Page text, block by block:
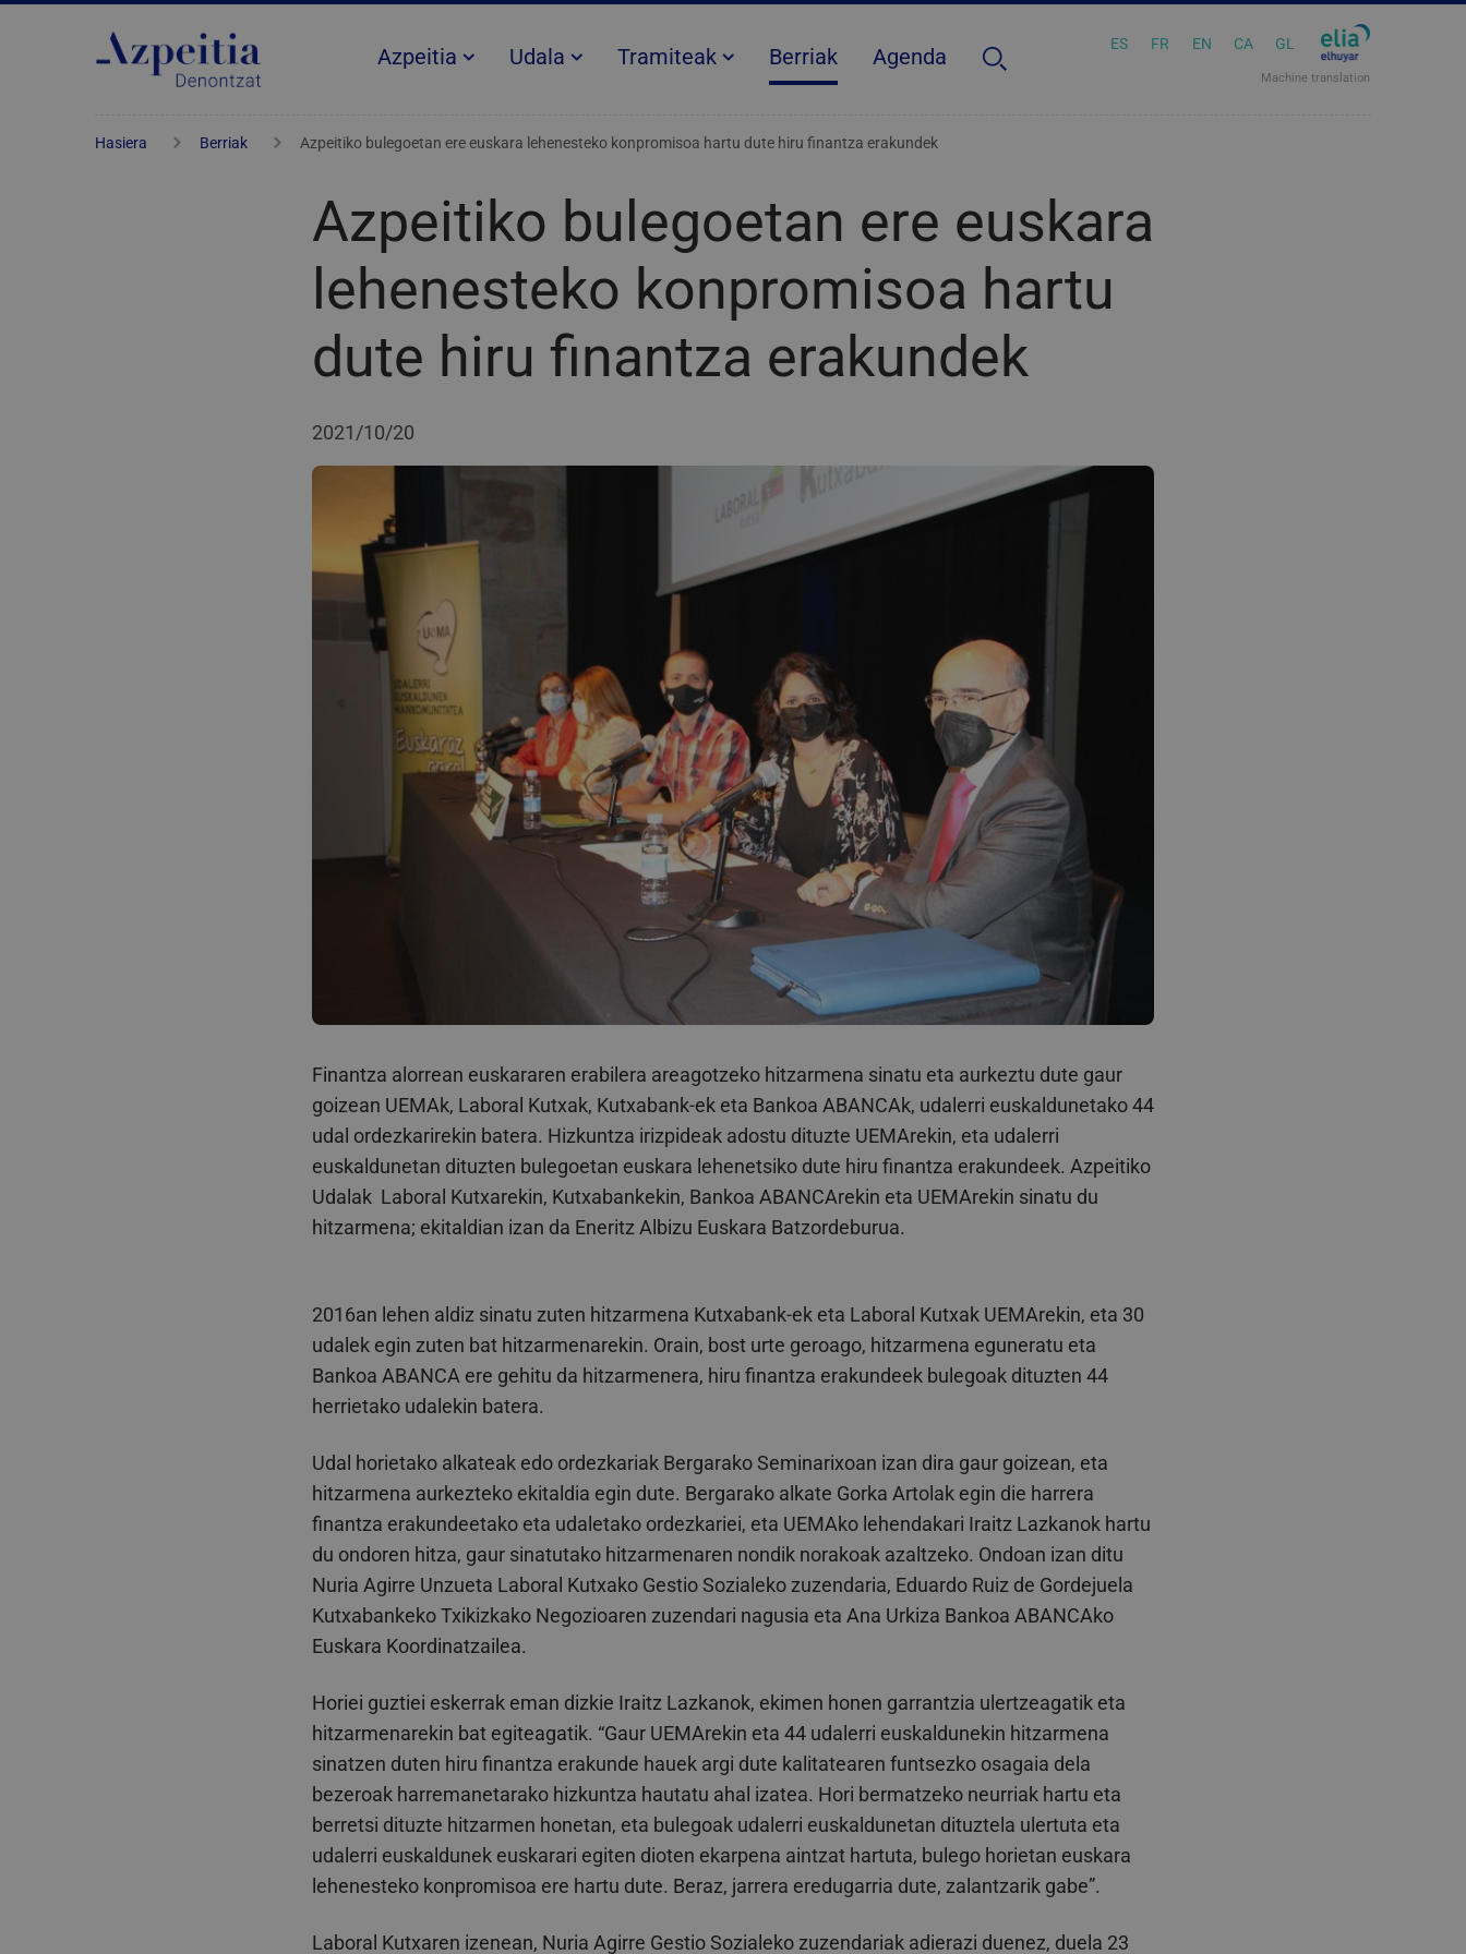
Azpeitia Udala Tramiteak Berriak Agenda ES FR EN CA GL
Machine translation
Hasiera Berriak Azpeitiko bulegoetan ere euskara lehenesteko konpromisoa hartu dute hiru finantza erakundek
Azpeitiko bulegoetan ere euskara
lehenesteko konpromisoa hartu
dute hiru finantza erakundek
2021/10/20
Finantza alorrean euskararen erabilera areagotzeko hitzarmena sinatu eta aurkeztu dute gaur
goizean UEMAk, Laboral Kutxak, Kutxabank-ek eta Bankoa ABANCAk, udalerri euskaldunetako 44
udal ordezkarirekin batera. Hizkuntza irizpideak adostu dituzte UEMArekin, eta udalerri
euskaldunetan dituzten bulegoetan euskara lehenetsiko dute hiru finantza erakundeek. Azpeitiko
Udalak Laboral Kutxarekin, Kutxabankekin, Bankoa ABANCArekin eta UEMArekin sinatu du
hitzarmena; ekitaldian izan da Eneritz Albizu Euskara Batzordeburua.
2016an lehen aldiz sinatu zuten hitzarmena Kutxabank-ek eta Laboral Kutxak UEMArekin, eta 30
udalek egin zuten bat hitzarmenarekin. Orain, bost urte geroago, hitzarmena eguneratu eta
Bankoa ABANCA ere gehitu da hitzarmenera, hiru finantza erakundeek bulegoak dituzten 44
herrietako udalekin batera.
Udal horietako alkateak edo ordezkariak Bergarako Seminarixoan izan dira gaur goizean, eta
hitzarmena aurkezteko ekitaldia egin dute. Bergarako alkate Gorka Artolak egin die harrera
finantza erakundeetako eta udaletako ordezkariei, eta UEMAko lehendakari Iraitz Lazkanok hartu
du ondoren hitza, gaur sinatutako hitzarmenaren nondik norakoak azaltzeko. Ondoan izan ditu
Nuria Agirre Unzueta Laboral Kutxako Gestio Sozialeko zuzendaria, Eduardo Ruiz de Gordejuela
Kutxabankeko Txikizkako Negozioaren zuzendari nagusia eta Ana Urkiza Bankoa ABANCAko
Euskara Koordinatzailea.
Horiei guztiei eskerrak eman dizkie Iraitz Lazkanok, ekimen honen garrantzia ulertzeagatik eta
hitzarmenarekin bat egiteagatik. “Gaur UEMArekin eta 44 udalerri euskaldunekin hitzarmena
sinatzen duten hiru finantza erakunde hauek argi dute kalitatearen funtsezko osagaia dela
bezeroak harremanetarako hizkuntza hautatu ahal izatea. Hori bermatzeko neurriak hartu eta
berretsi dituzte hitzarmen honetan, eta bulegoak udalerri euskaldunetan dituztela ulertuta eta
udalerri euskaldunek euskarari egiten dioten ekarpena aintzat hartuta, bulego horietan euskara
lehenesteko konpromisoa ere hartu dute. Beraz, jarrera eredugarria dute, zalantzarik gabe”.
Laboral Kutxaren izenean, Nuria Agirre Gestio Sozialeko zuzendariak adierazi duenez, duela 23